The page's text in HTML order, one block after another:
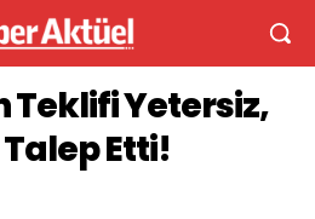
Teklifi Yetersiz,
Etti!